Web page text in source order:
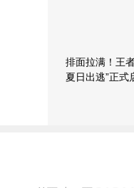
排面拉满！王
夏日出逃”正式